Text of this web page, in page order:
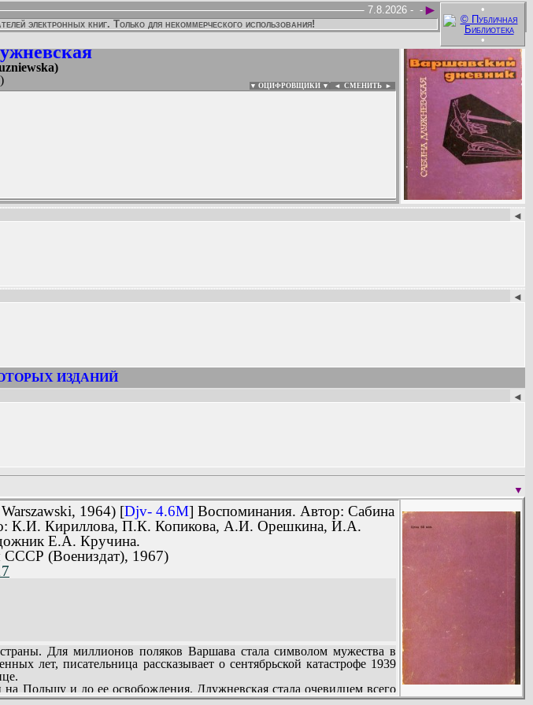
•
•
►
-
7.8.2026 -
электронных книг. Только для некоммерческого использования!
▼ ОЦИФРОВЩИКИ ▼ ◄ СМЕНИТЬ ►
:
◄
◄
ИЗДАНИЙ
◄
▼
1964) [Djv- 4.6M] Воспоминания. Автор: Сабина
К.И. Кириллова, П.К. Копикова, А.И. Орешкина, И.А.
Е.А. Кручина.
СССР (Воениздат), 1967)
Для миллионов поляков Варшава стала символом мужества в
лет, писательница рассказывает о сентябрьской катастрофе 1939
Польшу и до ее освобождения, Длужневская стала очевидцем всего